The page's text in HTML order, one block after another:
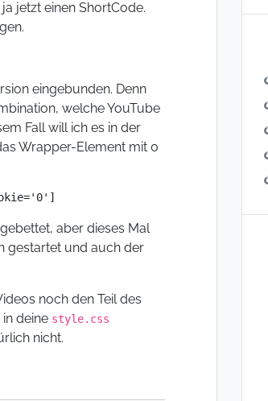
jetzt einen ShortCode.
eingebunden. Denn
welche YouTube
Fall will ich es in der
Wrapper-Element mit 0
aber dieses Mal
gestartet und auch der
noch den Teil des
in deine style.css
nicht.